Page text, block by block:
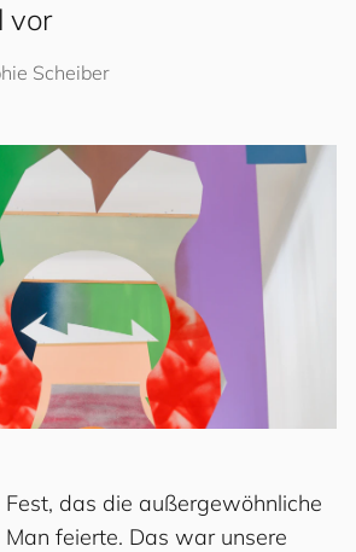
vor
Scheiber
Fest, das die außergewöhnliche
Man feierte. Das war unsere